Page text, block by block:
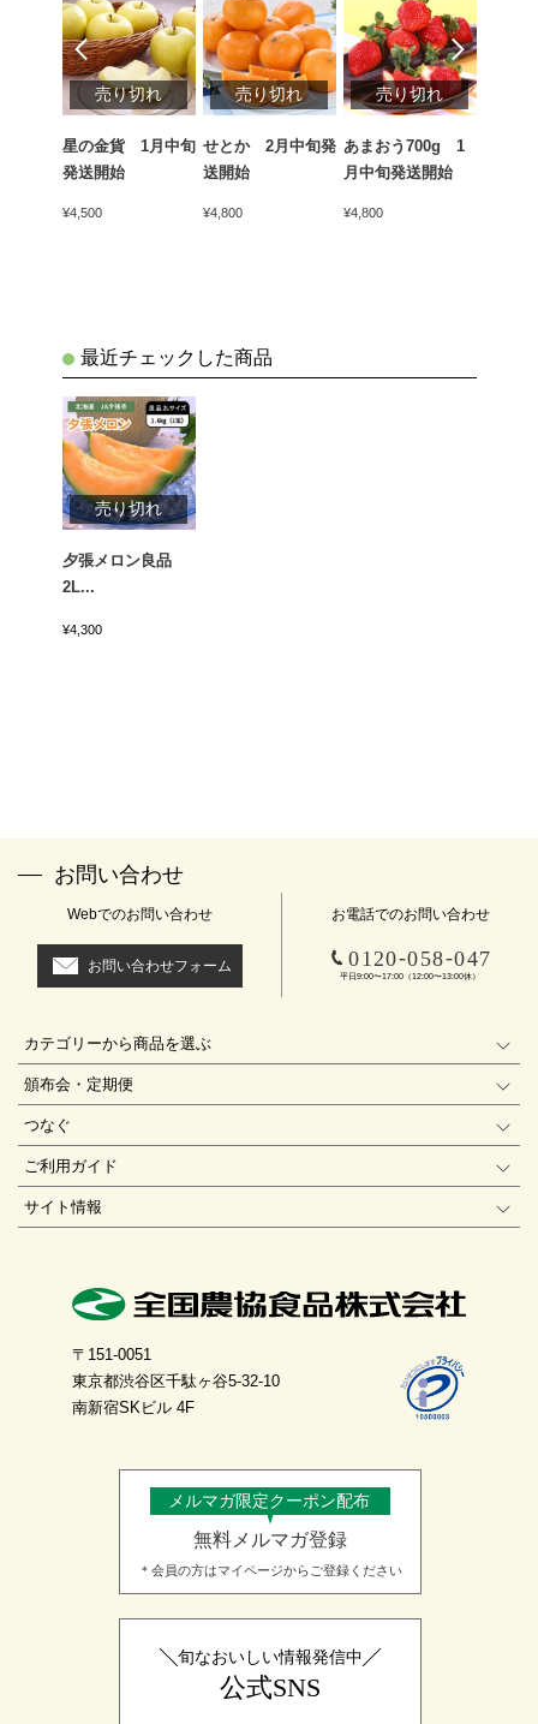
売り切れ
星の金貨 1月中旬
発送開始
¥4,500
売り切れ
せとか 2月中旬発
送開始
¥4,800
売り切れ
あまおう700g 1
月中旬発送開始
¥4,800
最近チェックした商品
売り切れ
夕張メロン良品
2L...
¥4,300
お問い合わせ
Webでのお問い合わせ
お問い合わせフォーム
お電話でのお問い合わせ
0120-058-047
平日9:00〜17:00（12:00〜13:00休）
カテゴリーから商品を選ぶ
頒布会・定期便
つなぐ
ご利用ガイド
サイト情報
〒151-0051
東京都渋谷区千駄ヶ谷5-32-10
南新宿SKビル 4F
メルマガ限定クーポン配布
無料メルマガ登録
＊会員の方はマイページからご登録ください
旬なおいしい情報発信中
公式SNS